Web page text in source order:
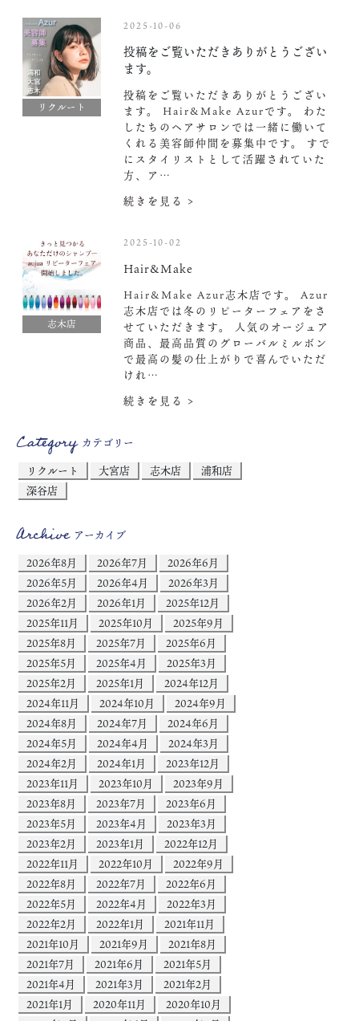
リクルート
2025-10-06
投稿をご覧いただきありがとうござい
ます。
投稿をご覧いただきありがとうござい
ます。 Hair&Make Azurです。 わた
したちのヘアサロンでは一緒に働いて
くれる美容師仲間を募集中です。 すで
にスタイリストとして活躍されていた
方、ア…
続きを見る >
志木店
2025-10-02
Hair&Make
Hair&Make Azur志木店です。 Azur
志木店では冬のリピーターフェアをさ
せていただきます。 人気のオージュア
商品、最高品質のグローバルミルボン
で最高の髪の仕上がりで喜んでいただ
けれ…
続きを見る >
Categoryカテゴリー
リクルート
大宮店 志木店
浦和店
深谷店
Archiveアーカイブ
2026年8月
2026年7月
2026年6月
2026年5月
2026年4月
2026年3月
2026年2月
2026年1月
2025年12月
2025年11月
2025年10月
2025年9月
2025年8月
2025年7月
2025年6月
2025年5月
2025年4月
2025年3月
2025年2月
2025年1月
2024年12月
2024年11月
2024年10月
2024年9月
2024年8月
2024年7月
2024年6月
2024年5月
2024年4月
2024年3月
2024年2月
2024年1月
2023年12月
2023年11月
2023年10月
2023年9月
2023年8月
2023年7月
2023年6月
2023年5月
2023年4月
2023年3月
2023年2月
2023年1月
2022年12月
2022年11月
2022年10月
2022年9月
2022年8月
2022年7月
2022年6月
2022年5月
2022年4月
2022年3月
2022年2月
2022年1月
2021年11月
2021年10月
2021年9月
2021年8月
2021年7月
2021年6月
2021年5月
2021年4月
2021年3月
2021年2月
2021年1月
2020年11月
2020年10月